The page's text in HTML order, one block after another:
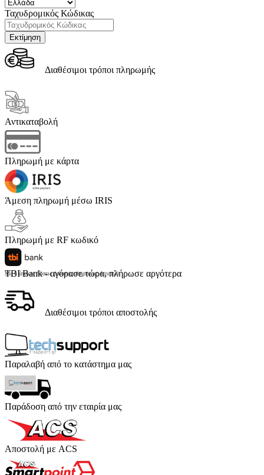
Ταχυδρομικός Κώδικας
Διαθέσιμοι τρόποι πληρωμής
Αντικαταβολή
Πληρωμή με κάρτα
Άμεση πληρωμή μέσω IRIS
Πληρωμή με RF κωδικό
TBI Bank - αγόρασε τώρα, πλήρωσε αργότερα
Με 4 άτοκες δόσεις (κόστος υπηρεσίας 4 ευρώ)
Διαθέσιμοι τρόποι αποστολής
Παραλαβή από το κατάστημα μας
Παράδοση από την εταιρία μας
Αποστολή με ACS